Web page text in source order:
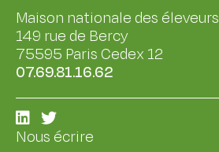
Maison nationale des éleveurs
149 rue de Bercy
75595 Paris Cedex 12
07.69.81.16.62
Nous écrire